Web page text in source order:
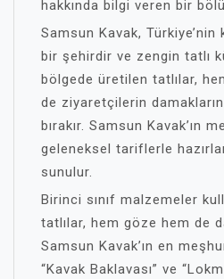
hakkında bilgi veren bir
Samsun Kavak,
bir şehirdir ve zengin tatlı
bölgede üretilen tatlılar,
de ziyaretçilerin
bırakır. Samsun Kavak’ın
geleneksel tariflerle
sunulur.
Birinci sınıf malzemeler
tatlılar, hem göze hem de
Samsun Kavak’ın en
“Kavak Baklavası” ve